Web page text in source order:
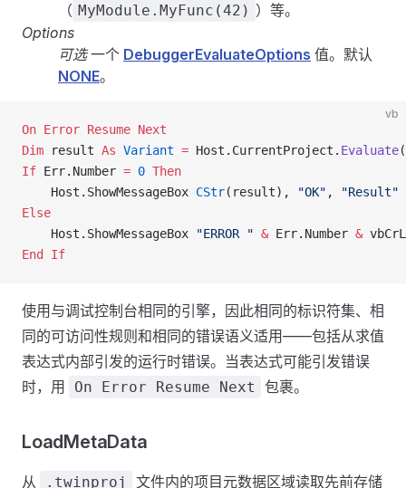
（ MyModule.MyFunc(42) ）等。
Options
可选一个 DebuggerEvaluateOptions 值。默认
NONE。
vb
On Error Resume Next
Dim result As Variant = Host.CurrentProject. Evaluate(
If Err.Number = 0 Then
    Host.ShowMessageBox
CStr(result), "OK" ,
"Result"
Else
    Host.ShowMessageBox
"ERROR " & Err.Number &
End If
使用与调试控制台相同的引擎，因此相同的标识符集、相
同的可访问性规则和相同的错误语义适用——包括从求值
表达式内部引发的运行时错误。当表达式可能引发错误
时，用
On Error Resume Next 包裹。
LoadMetaData
从 .twinproj
文件内的项目元数据区域读取先前存储